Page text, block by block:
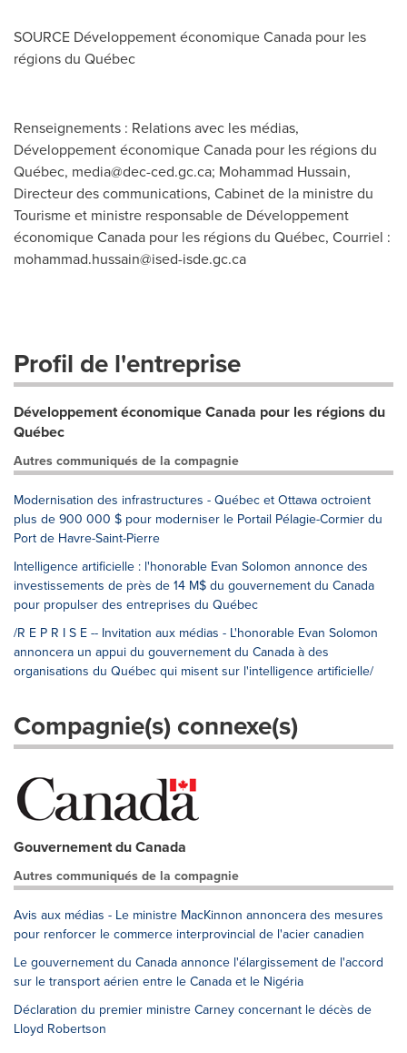
SOURCE Développement économiqueCanada pour les
régions du Québec
Renseignements : Relations avec les médias,
Développement économique Canada pour les régions du
Québec, media@dec-ced.gc.ca; Mohammad Hussain,
Directeur des communications, Cabinet de la ministre du
Tourisme et ministre responsable de Développement
économique Canada pour les régions du Québec, Courriel :
mohammad.hussain@ised-isde.gc.ca
Profil de l'entreprise
Développement économique Canada pour les régions du
Québec
Autres communiqués de la compagnie
Modernisation des infrastructures - Québec et Ottawa octroient
plus de 900 000 $ pour moderniser le Portail Pélagie-Cormier du
Port de Havre-Saint-Pierre
Intelligence artificielle : l'honorable Evan Solomon annonce des
investissements de près de 14 M$ du gouvernement du Canada
pour propulser des entreprises du Québec
/R E P R I S E -- Invitation aux médias - L'honorable Evan Solomon
annoncera un appui du gouvernement du Canada à des
organisations du Québec qui misent sur l'intelligence artificielle/
Compagnie(s) connexe(s)
Gouvernement du Canada
Autres communiqués de la compagnie
Avis aux médias - Le ministre MacKinnon annoncera des mesures
pour renforcer le commerce interprovincial de l'acier canadien
Le gouvernement du Canada annonce l'élargissement de l'accord
sur le transport aérien entre le Canada et le Nigéria
Déclaration du premier ministre Carney concernant le décès de
Lloyd Robertson